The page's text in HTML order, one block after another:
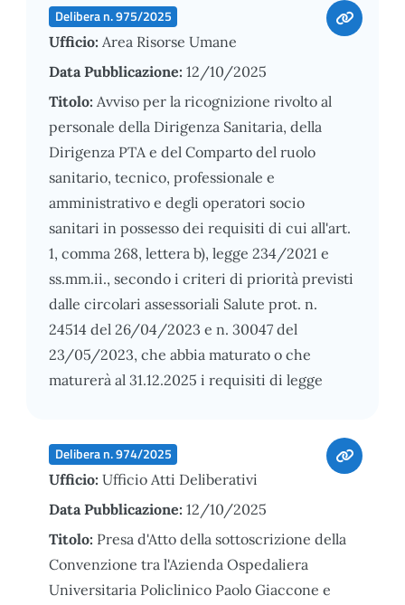
Delibera n. 975/2025
Ufficio: Area Risorse Umane
Data Pubblicazione: 12/10/2025
Titolo: Avviso per la ricognizione rivolto al
personale della Dirigenza Sanitaria, della
Dirigenza PTA e del Comparto del ruolo
sanitario, tecnico, professionale e
amministrativo e degli operatori socio
sanitari in possesso dei requisiti di cui all'art.
1, comma 268, lettera b), legge 234/2021 e
ss.mm.ii., secondo i criteri di priorità previsti
dalle circolari assessoriali Salute prot. n.
24514 del 26/04/2023 e n. 30047 del
23/05/2023, che abbia maturato o che
maturerà al 31.12.2025 i requisiti di legge
Delibera n. 974/2025
Ufficio: Ufficio Atti Deliberativi
Data Pubblicazione: 12/10/2025
Titolo: Presa d'Atto della sottoscrizione della
Convenzione tra l'Azienda Ospedaliera
Universitaria Policlinico Paolo Giaccone e